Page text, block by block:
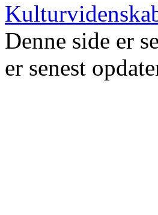
Denne side er
er senest